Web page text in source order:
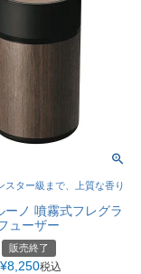
スター級まで、上質な香り
ーノ 噴霧式フレグラ
ューザー
販売終了
¥8,250税込